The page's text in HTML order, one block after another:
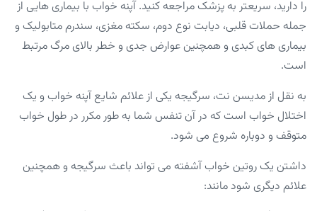
را دارید، سریعتر به پزشک مراجعه کنید. آپنه خواب با بیماری هایی از
جمله حملات قلبی، دیابت نوع دوم، سکته مغزی، سندرم متابولیک و
بیماری های کبدی و همچنین عوارض جدی و خطر بالای مرگ مرتبط
است.
به نقل از مدیسن نت، سرگیجه یکی از علائم شایع آپنه خواب و یک
اختلال خواب است که در آن تنفس شما به طور مکرر در طول خواب
متوقف و دوباره شروع می شود.
داشتن یک روتین خواب آشفته می تواند باعث سرگیجه و همچنین
علائم دیگری شود مانند: